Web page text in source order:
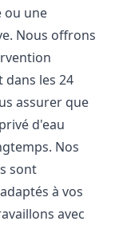
ou une
Nous offrons
dans les 24
assurer que
d'eau
Nos
sont
à vos
avec